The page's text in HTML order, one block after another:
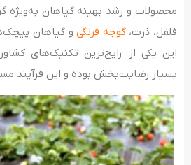
محصولات و رشد بهینه گیاهان به‌ویژه
فلفل، ذرت،گوجه فرنگیو گیاهان
این یکی از رایج‌ترین تکنیک‌های
بسیار رضایت‌بخش بوده و این فرآیند